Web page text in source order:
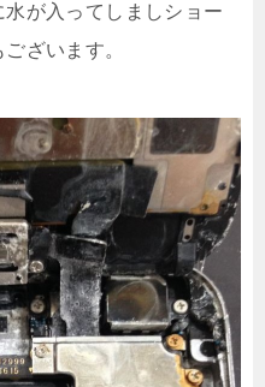
が入ってしましショー
ざいます。